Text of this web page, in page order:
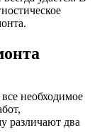
необходимое
различают два